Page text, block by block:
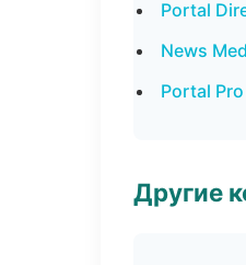
Portal
News
Portal
Другие